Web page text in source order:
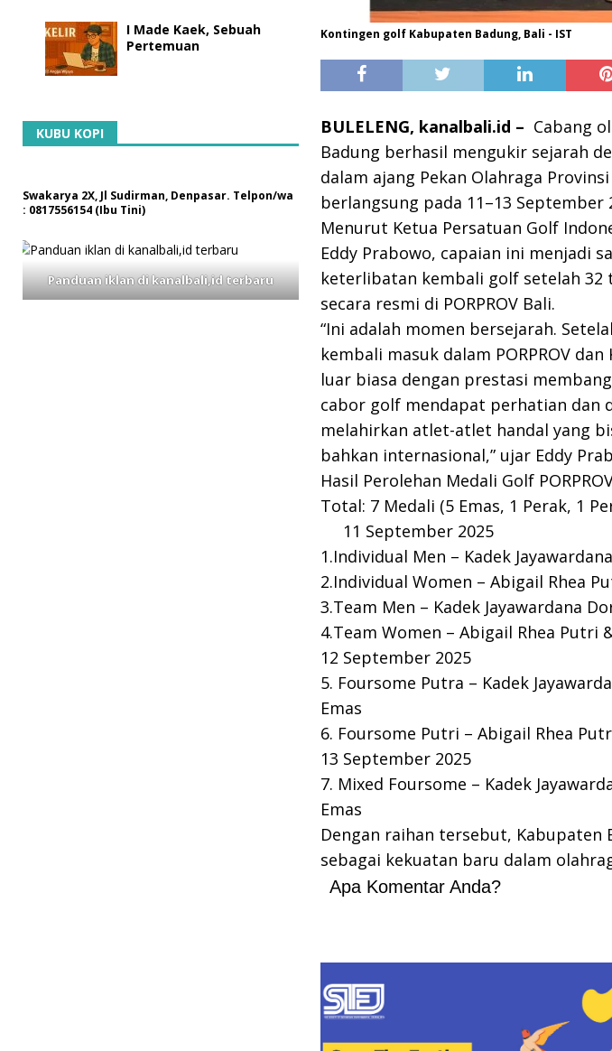
Kontingen golf Kabupaten Badung, Bali - IST
BULELENG, kanalbali.id – Cabang
Badung berhasil mengukir sejarah
dalam ajang Pekan Olahraga Provinsi
berlangsung pada 11–13 September
Menurut Ketua Persatuan Golf
Eddy Prabowo, capaian ini menjadi
keterlibatan kembali golf setelah
secara resmi di PORPROV Bali.
“Ini adalah momen bersejarah.
kembali masuk dalam PORPROV
luar biasa dengan prestasi
cabor golf mendapat perhatian dan
melahirkan atlet-atlet handal yang
bahkan internasional,” ujar Eddy
Hasil Perolehan Medali Golf
Total: 7 Medali (5 Emas, 1 Perak, 1
11 September 2025
1.Individual Men – Kadek
2.Individual Women – Abigail Rhea
3.Team Men – Kadek Jayawardana
4.Team Women – Abigail Rhea Putri
12 September 2025
5. Foursome Putra – Kadek
Emas
6. Foursome Putri – Abigail Rhea
13 September 2025
7. Mixed Foursome – Kadek
Emas
Dengan raihan tersebut, Kabupaten
sebagai kekuatan baru dalam
Apa Komentar Anda?
I Made Kaek, Sebuah
Pertemuan
KUBU KOPI
Swakarya 2X, Jl Sudirman, Denpasar. Telpon/wa
: 0817556154 (Ibu Tini)
Panduan iklan di kanalbali,id terbaru